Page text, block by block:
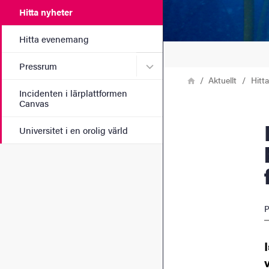
Hitta nyheter
Hitta evenemang
Pressrum Undermeny för Pressrum
Incidenten i lärplattformen
Canvas
Universitet i en orolig värld
LänkstigHemAktuellt
Isaac